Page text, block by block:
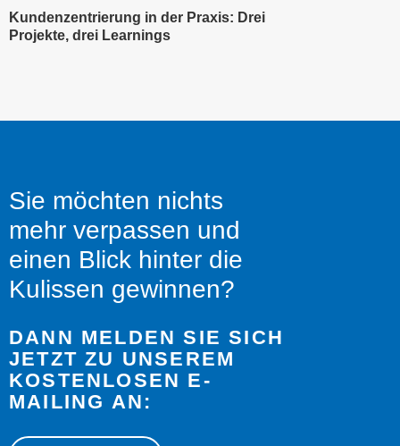
Kundenzentrierung in der Praxis: Drei
Projekte, drei Learnings
Sie möchten nichts
mehr verpassen und
einen Blick hinter die
Kulissen gewinnen?
DANN MELDEN SIE SICH
JETZT ZU UNSEREM
KOSTENLOSEN E-
MAILING AN: